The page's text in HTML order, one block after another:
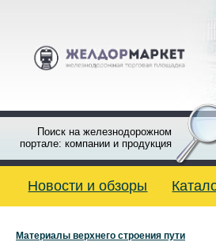
Поиск на железнодорожном
портале: компании и продукция
Новости и обзоры
Материалы верхнего строения пути